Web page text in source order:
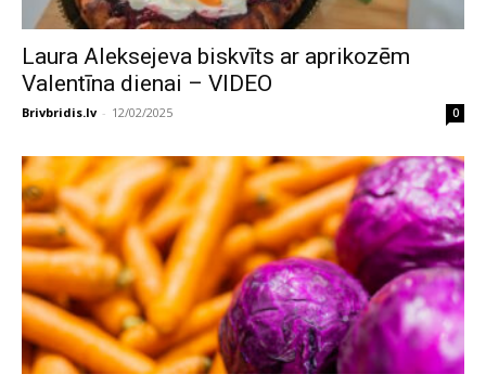
Laura Aleksejeva biskvīts ar aprikozēm
Valentīna dienai – VIDEO
Brivbridis.lv - 12/02/2025 0